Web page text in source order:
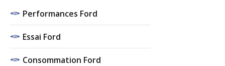
Performances Ford
Essai Ford
Consommation Ford